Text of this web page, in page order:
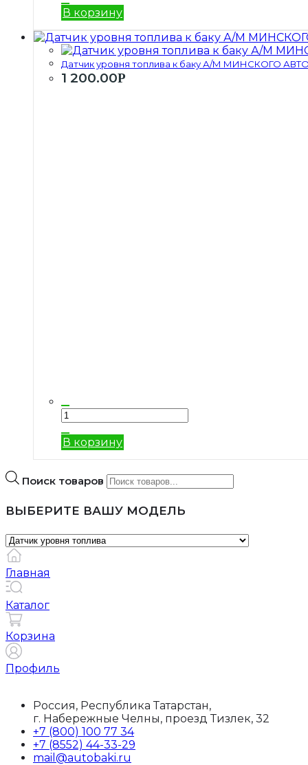
В корзину
Датчик уровня топлива к баку А/М МИНСКОГО
1 200.00Р
В корзину
Поиск товаров
ВЫБЕРИТЕ ВАШУ МОДЕЛЬ
Главная
Каталог
Корзина
Профиль
Россия, Республика Татарстан,
г. Набережные Челны, проезд Тизлек, 32
+7 (800) 100 77 34
+7 (8552) 44-33-29
mail@autobaki.ru